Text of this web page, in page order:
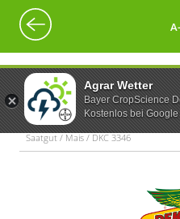
Agrar Wetter
Bayer CropScience
Kostenlos bei
Saatgut / Mais / DKC 3346